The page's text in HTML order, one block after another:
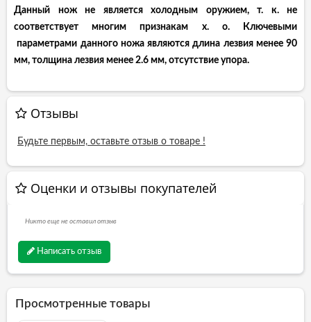
Данный нож не является холодным оружием, т. к. не
соответствует многим признакам х. о. Ключевыми
параметрами данного ножа являются длина лезвия менее 90
мм, толщина лезвия менее 2.6 мм, отсутствие упора.
Отзывы
Будьте первым, оставьте отзыв о товаре !
Оценки и отзывы покупателей
Никто еще не оставил отзыв
Написать отзыв
Просмотренные товары